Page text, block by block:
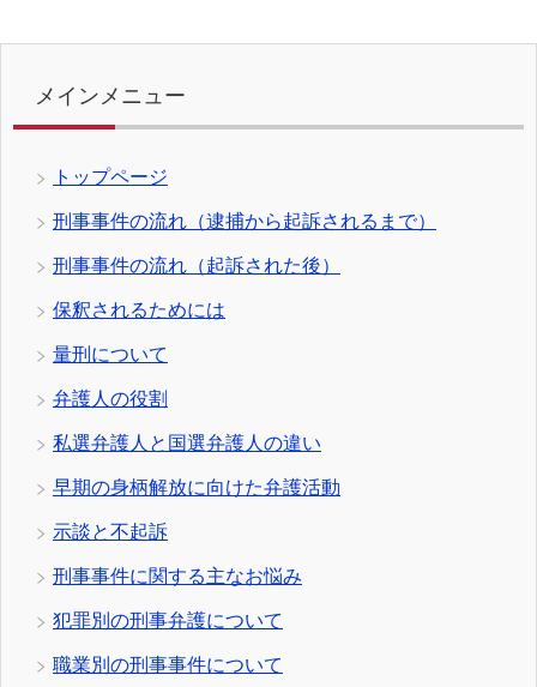
メインメニュー
トップページ
刑事事件の流れ（逮捕から起訴されるまで）
刑事事件の流れ（起訴された後）
保釈されるためには
量刑について
弁護人の役割
私選弁護人と国選弁護人の違い
早期の身柄解放に向けた弁護活動
示談と不起訴
刑事事件に関する主なお悩み
犯罪別の刑事弁護について
職業別の刑事事件について